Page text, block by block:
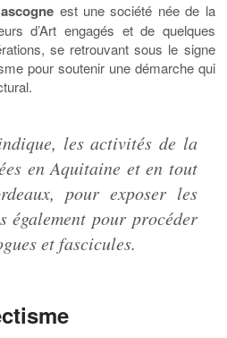
est une société née de la
d’Art engagés et de quelques
se retrouvant sous le signe
pour soutenir une démarche qui
les activités de la
en Aquitaine et en tout
pour exposer les
également pour procéder
et fascicules.